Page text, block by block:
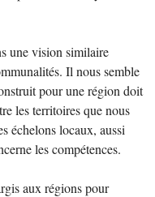
une vision similaire
Il nous semble
pour une région doit
les territoires que nous
échelons locaux, aussi
les compétences.
aux régions pour